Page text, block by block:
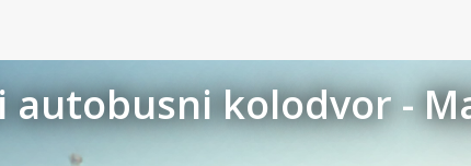
autobusni kolodvor -